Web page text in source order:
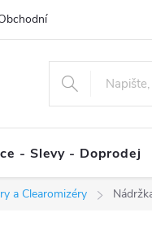
podmínky
- Slevy - Doprodej
a Clearomizéry